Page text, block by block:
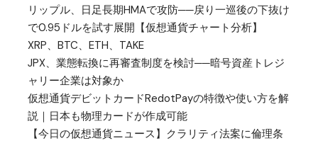
リップル、日足長期HMAで攻防──戻り一巡後の下抜け
で0.95ドルを試す展開【仮想通貨チャート分析】
XRP、BTC、ETH、TAKE
JPX、業態転換に再審査制度を検討──暗号資産トレジ
ャリー企業は対象か
仮想通貨デビットカードRedotPayの特徴や使い方を解
説｜日本も物理カードが作成可能
【今日の仮想通貨ニュース】クラリティ法案に倫理条